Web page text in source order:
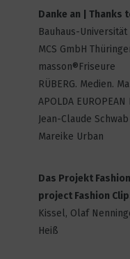
A Line
7
16
Reboot
3
Danke an | Thanks
Bauhaus-Universität
MCS GmbH
masson®Friseure
RÜBERG. Medien.
APOLDA EUROPEAN
Jean-Claude Schwab
Mareike Urban
Das Projekt
project Fashion
Kissel, Olaf
Heiß